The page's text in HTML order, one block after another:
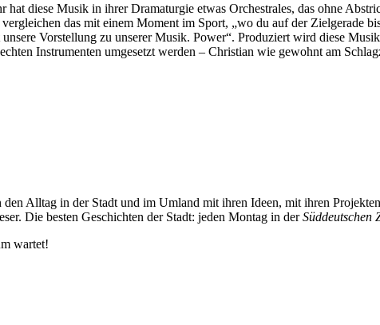
diese Musik in ihrer Dramaturgie etwas Orchestrales, das ohne
das mit einem Moment im Sport, „wo du auf der Zielgerade
Vorstellung zu unserer Musik. Power“. Produziert wird diese
Instrumenten umgesetzt werden – Christian wie gewohnt am
Alltag in der Stadt und im Umland mit ihren Ideen, mit ihren
Die besten Geschichten der Stadt: jeden Montag in derSüddeutschen
wartet!